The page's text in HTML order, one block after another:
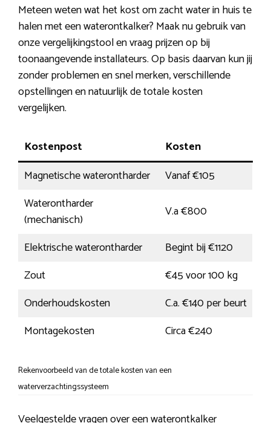
Meteen weten wat het kost om zacht water in huis te
halen met een waterontkalker? Maak nu gebruik van
onze vergelijkingstool en vraag prijzen op bij
toonaangevende installateurs. Op basis daarvan kun jij
zonder problemen en snel merken, verschillende
opstellingen en natuurlijk de totale kosten
vergelijken.
Kostenpost
Kosten
Magnetische waterontharder
Vanaf €105
Waterontharder
(mechanisch)
V.a €800
Elektrische waterontharder
Begint bij €1120
Zout
€45 voor 100 kg
Onderhoudskosten
C.a. €140 per beurt
Montagekosten
Circa €240
Rekenvoorbeeld van de totale kosten van een
waterverzachtingssysteem